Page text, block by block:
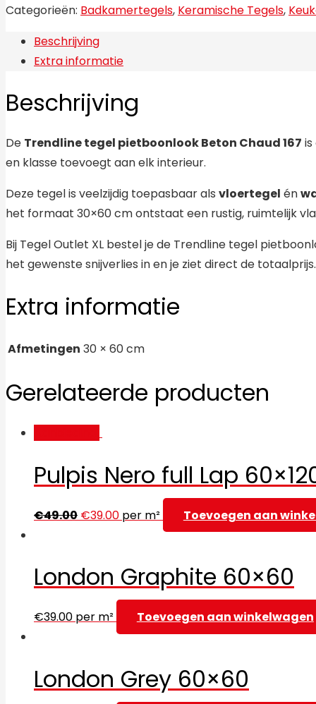
Categorieën: Badkamertegels, Keramische Tegels,
Beschrijving
Extra informatie
Beschrijving
De Trendline tegel pietboonlook Beton Chaud 167
en klasse toevoegt aan elk interieur.
Deze tegel is veelzijdig toepasbaar als vloertegel én
het formaat 30×60 cm ontstaat een rustig, ruimtelijk
Bij Tegel Outlet XL bestel je de Trendline tegel
het gewenste snijverlies in en je ziet direct de totaalprijs.
Extra informatie
Afmetingen 30 × 60 cm
Gerelateerde producten
Pulpis Nero full Lap
€49.00 €39.00 per m² Toevoegen aan
London Graphite 60×60
€39.00 per m² Toevoegen aan winkelwagen
London Grey 60×60